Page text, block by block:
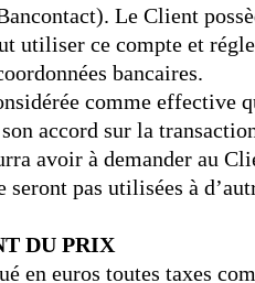
Le Client
ce compte et
bancaires.
comme effective
accord sur la
avoir à demander au
pas utilisées à
DU PRIX
en euros toutes taxes